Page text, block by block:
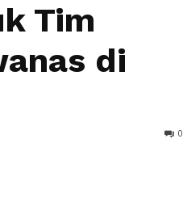
Tim
di
0